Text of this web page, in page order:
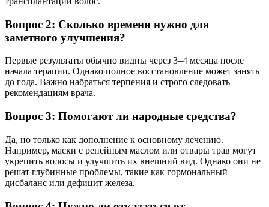
Вопрос 2: Сколько времени нужно для
заметного улучшения?
Первые результаты обычно видны через 3–4 месяца после
начала терапии. Однако полное восстановление может занять
до года. Важно набраться терпения и строго следовать
рекомендациям врача.
Вопрос 3: Помогают ли народные средства?
Да, но только как дополнение к основному лечению.
Например, маски с репейным маслом или отвары трав могут
укрепить волосы и улучшить их внешний вид. Однако они не
решат глубинные проблемы, такие как гормональный
дисбаланс или дефицит железа.